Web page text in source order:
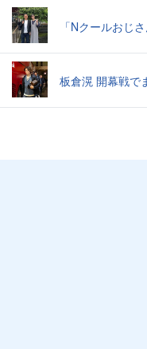
「Nクールおじ
板倉滉 開幕戦で